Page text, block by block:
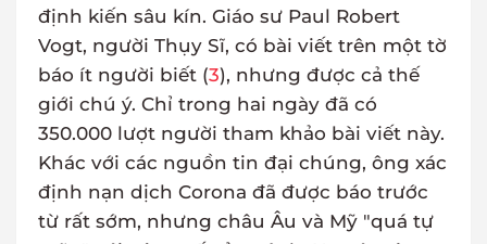
định kiến sâu kín. Giáo sư Paul Robert
Vogt, người Thụy Sĩ, có bài viết trên một tờ
báo ít người biết (3), nhưng được cả thế
giới chú ý. Chỉ trong hai ngày đã có
350.000 lượt người tham khảo bài viết này.
Khác với các nguồn tin đại chúng, ông xác
định nạn dịch Corona đã được báo trước
từ rất sớm, nhưng châu Âu và Mỹ "quá tự